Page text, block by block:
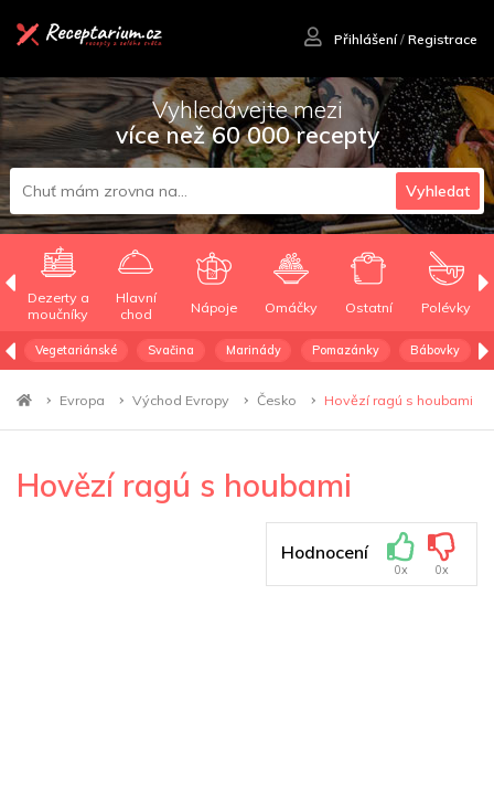
Přihlášení/ Registrace
Vyhledávejte mezi
více než 60 000 recepty
Vyhledat
Dezerty a
moučníky
Hlavní
chod
Nápoje Omáčky Ostatní Polévky
Vegetariánské Svačina Marinády Pomazánky Bábovky
Evropa Východ Evropy Česko Hovězí ragú s houbami
Hovězí ragú s houbami
Hodnocení
0x 0x